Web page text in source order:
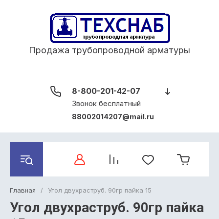
Продажа трубопроводной арматуры
8-800-201-42-07
Звонок бесплатный
88002014207@mail.ru
Главная / Угол двухраструб. 90гр пайка 15
Угол двухраструб. 90гр пайка